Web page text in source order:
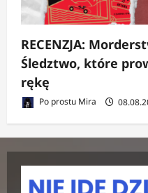
RECENZJA:
Śledztwo, które
rękę
Po prostu Mira